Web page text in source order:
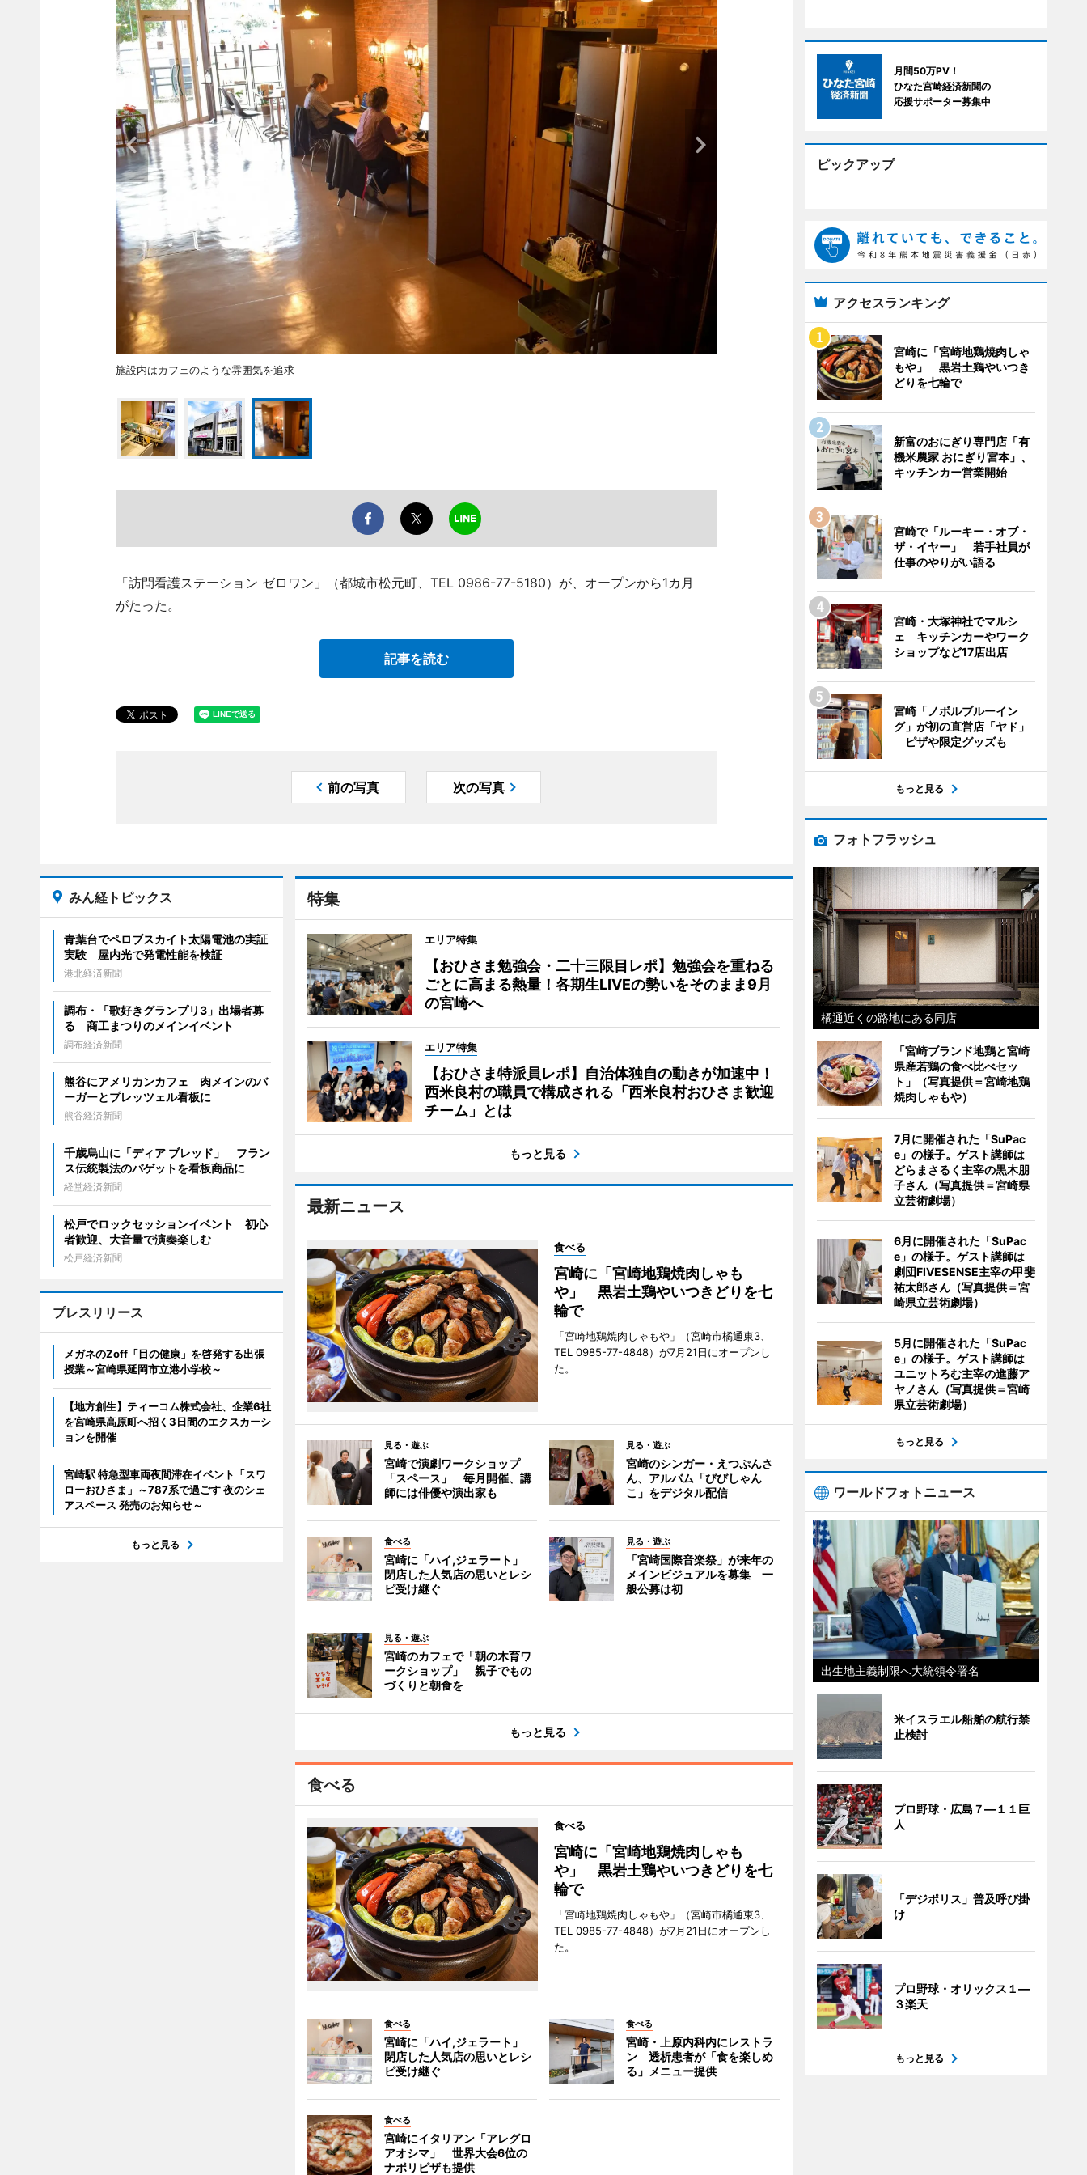
施設内はカフェのような雰囲気を追求
「訪問看護ステーション ゼロワン」（都城市松元町、TEL 0986-77-5180）が、オープンから1カ月
がたった。
記事を読む
前の写真 次の写真
特集
エリア特集
【おひさま勉強会・二十三限目レポ】勉強会を重ねる
ごとに高まる熱量！各期生LIVEの勢いをそのまま9月
の宮崎へ
エリア特集
【おひさま特派員レポ】自治体独自の動きが加速中！
西米良村の職員で構成される「西米良村おひさま歓迎
チーム」とは
もっと見る
最新ニュース
食べる
宮崎に「宮崎地鶏焼肉しゃも
や」 黒岩土鶏やいつきどりを七
輪で
「宮崎地鶏焼肉しゃもや」（宮崎市橘通東3、
TEL 0985-77-4848）が7月21日にオープンし
た。
見る・遊ぶ
宮崎で演劇ワークショップ
「スペース」 毎月開催、講
師には俳優や演出家も
見る・遊ぶ
宮崎のシンガー・えつぷんさ
ん、アルバム「びびしゃん
こ」をデジタル配信
食べる
宮崎に「ハイ,ジェラート」
閉店した人気店の思いとレシ
ピ受け継ぐ
見る・遊ぶ
「宮崎国際音楽祭」が来年の
メインビジュアルを募集 一
般公募は初
見る・遊ぶ
宮崎のカフェで「朝の木育ワ
ークショップ」 親子でもの
づくりと朝食を
もっと見る
食べる
食べる
宮崎に「宮崎地鶏焼肉しゃも
や」 黒岩土鶏やいつきどりを七
輪で
「宮崎地鶏焼肉しゃもや」（宮崎市橘通東3、
TEL 0985-77-4848）が7月21日にオープンし
た。
食べる
宮崎に「ハイ,ジェラート」
閉店した人気店の思いとレシ
ピ受け継ぐ
食べる
宮崎・上原内科内にレストラ
ン 透析患者が「食を楽しめ
る」メニュー提供
食べる
宮崎にイタリアン「アレグロ
アオシマ」 世界大会6位の
ナポリピザも提供
みん経トピックス
青葉台でペロブスカイト太陽電池の実証
実験 屋内光で発電性能を検証
港北経済新聞
調布・「歌好きグランプリ3」出場者募
る 商工まつりのメインイベント
調布経済新聞
熊谷にアメリカンカフェ 肉メインのバ
ーガーとプレッツェル看板に
熊谷経済新聞
千歳烏山に「ディア ブレッド」 フラン
ス伝統製法のバゲットを看板商品に
経堂経済新聞
松戸でロックセッションイベント 初心
者歓迎、大音量で演奏楽しむ
松戸経済新聞
プレスリリース
メガネのZoff「目の健康」を啓発する出張
授業～宮崎県延岡市立港小学校～
【地方創生】ティーコム株式会社、企業6社
を宮崎県高原町へ招く3日間のエクスカーシ
ョンを開催
宮崎駅 特急型車両夜間滞在イベント「スワ
ローおひさま」～787系で過ごす 夜のシェ
アスペース 発売のお知らせ～
もっと見る
月間50万PV！
ひなた宮崎経済新聞の
応援サポーター募集中
ピックアップ
アクセスランキング
宮崎に「宮崎地鶏焼肉しゃ
もや」 黒岩土鶏やいつき
どりを七輪で
新富のおにぎり専門店「有
機米農家 おにぎり宮本」、
キッチンカー営業開始
宮崎で「ルーキー・オブ・
ザ・イヤー」 若手社員が
仕事のやりがい語る
宮崎・大塚神社でマルシ
ェ キッチンカーやワーク
ショップなど17店出店
宮崎「ノボルブルーイン
グ」が初の直営店「ヤド」
ピザや限定グッズも
もっと見る
フォトフラッシュ
橘通近くの路地にある同店
「宮崎ブランド地鶏と宮崎
県産若鶏の食べ比べセッ
ト」（写真提供＝宮崎地鶏
焼肉しゃもや）
7月に開催された「SuPac
e」の様子。ゲスト講師は
どらまさるく主宰の黒木朋
子さん（写真提供＝宮崎県
立芸術劇場）
6月に開催された「SuPac
e」の様子。ゲスト講師は
劇団FIVESENSE主宰の甲斐
祐太郎さん（写真提供＝宮
崎県立芸術劇場）
5月に開催された「SuPac
e」の様子。ゲスト講師は
ユニットろむ主宰の進藤ア
ヤノさん（写真提供＝宮崎
県立芸術劇場）
もっと見る
ワールドフォトニュース
出生地主義制限へ大統領令署名
米イスラエル船舶の航行禁
止検討
プロ野球・広島７―１１巨
人
「デジポリス」普及呼び掛
け
プロ野球・オリックス１―
３楽天
もっと見る